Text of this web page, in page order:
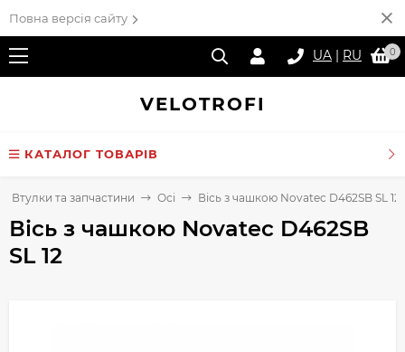
Повна версія сайту
UA | RU 0
VELOTROFI
КАТАЛОГ ТОВАРІВ
Втулки та запчастини Осі Вісь з чашкою Novatec D462SB SL 12
Вісь з чашкою Novatec D462SB
SL 12